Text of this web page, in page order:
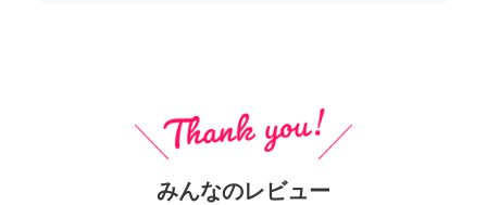
みんなのレビュー